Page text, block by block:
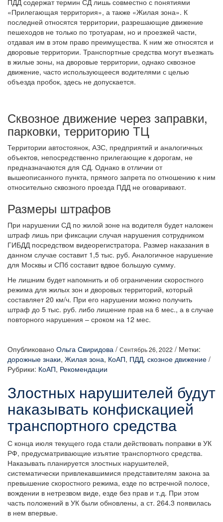
ПДД содержат термин СД лишь совместно с понятиями
«Прилегающая территория», а также «Жилая зона». К
последней относятся территории, разрешающие движение
пешеходов не только по тротуарам, но и проезжей части,
отдавая им в этом право преимущества. К ним же относятся и
дворовые территории. Транспортные средства могут въезжать
в жилые зоны, на дворовые территории, однако сквозное
движение, часто использующееся водителями с целью
объезда пробок, здесь не допускается.
Сквозное движение через заправки,
парковки, территорию ТЦ
Территории автостоянок, АЗС, предприятий и аналогичных
объектов, непосредственно прилегающие к дорогам, не
предназначаются для СД. Однако в отличии от
вышеописанного пункта, прямого запрета по отношению к ним
относительно сквозного проезда ПДД не оговаривают.
Размеры штрафов
При нарушении СД по жилой зоне на водителя будет наложен
штраф лишь при фиксации случая нарушения сотрудником
ГИБДД посредством видеорегистратора. Размер наказания в
данном случае составит 1,5 тыс. руб. Аналогичное нарушение
для Москвы и СПб составит вдвое большую сумму.
Не лишним будет напомнить и об ограничении скоростного
режима для жилых зон и дворовых территорий, который
составляет 20 км/ч. При его нарушении можно получить
штраф до 5 тыс. руб. либо лишение прав на 6 мес., а в случае
повторного нарушения – сроком на 12 мес.
Опубликовано Ольга Свиридова / Сентябрь 26, 2022 / Метки:
дорожные знаки, Жилая зона, КоАП, ПДД, скозное движение /
Рубрики: КоАП, Рекомендации
Злостных нарушителей будут
наказывать конфискацией
транспортного средства
С конца июля текущего года стали действовать поправки в УК
РФ, предусматривающие изъятие транспортного средства.
Наказывать планируется злостных нарушителей,
систематически привлекавшимися представителям закона за
превышение скоростного режима, езде по встречной полосе,
вождении в нетрезвом виде, езде без прав и т.д. При этом
часть положений в УК были обновлены, а ст. 264.3 появилась
в нем впервые.